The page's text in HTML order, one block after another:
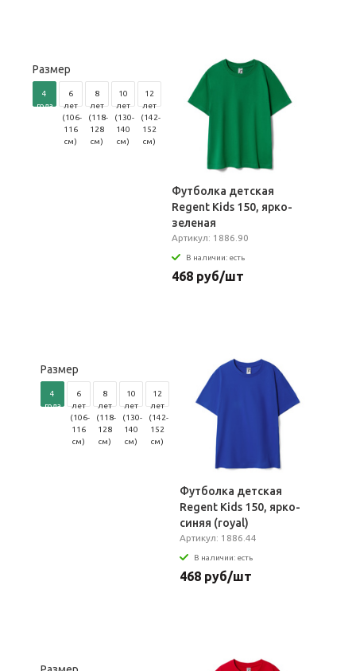
Размер
4
года
6
лет
(106-
116
см)
8
лет
(118-
128
см)
10
лет
(130-
140
см)
12
лет
(142-
152
см)
Футболка детская
Regent Kids 150, ярко-
зеленая
Артикул: 1886.90
В наличии: есть
468 руб/шт
Размер
4
года
6
лет
(106-
116
см)
8
лет
(118-
128
см)
10
лет
(130-
140
см)
12
лет
(142-
152
см)
Футболка детская
Regent Kids 150, ярко-
синяя (royal)
Артикул: 1886.44
В наличии: есть
468 руб/шт